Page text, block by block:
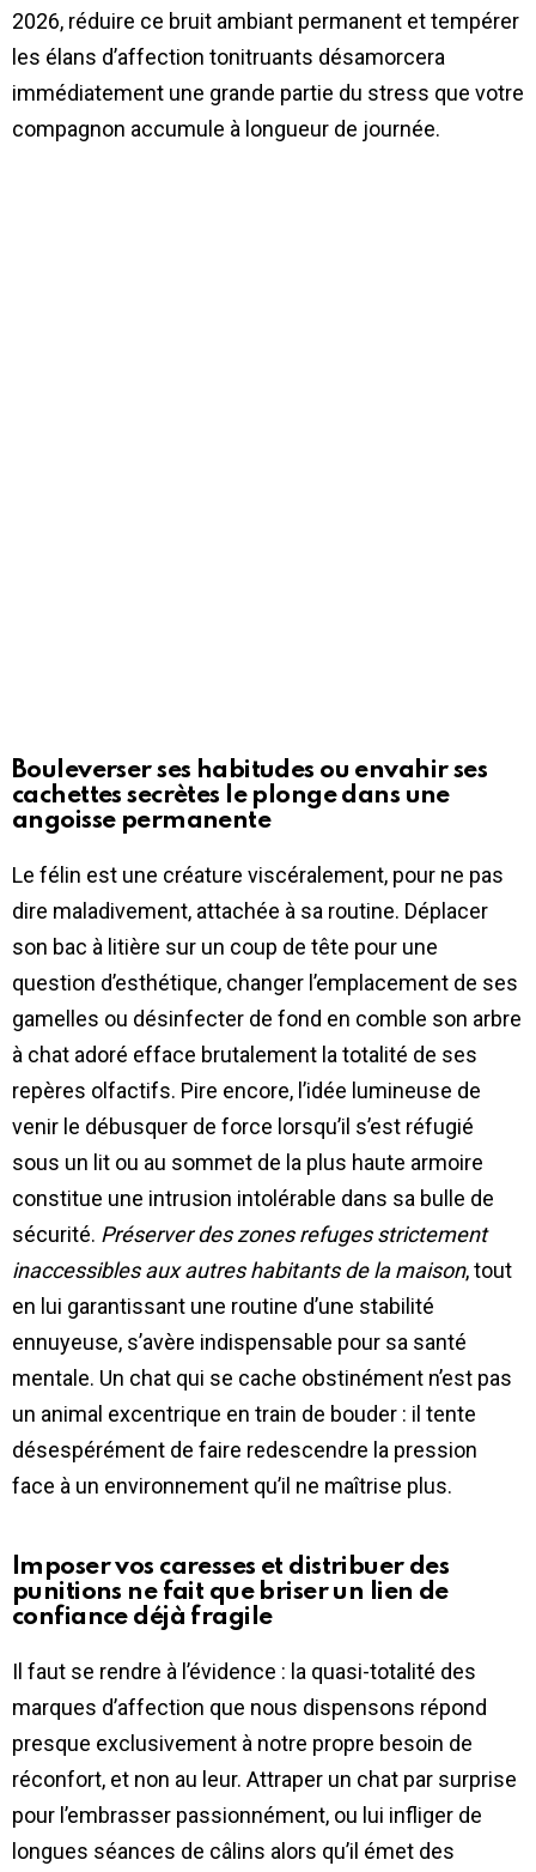
2026, réduire ce bruit ambiant permanent et tempérer
les élans d’affection tonitruants désamorcera
immédiatement une grande partie du stress que votre
compagnon accumule à longueur de journée.
Bouleverser ses habitudes ou envahir ses
cachettes secrètes le plonge dans une
angoisse permanente
Le félin est une créature viscéralement, pour ne pas
dire maladivement, attachée à sa routine. Déplacer
son bac à litière sur un coup de tête pour une
question d’esthétique, changer l’emplacement de ses
gamelles ou désinfecter de fond en comble son arbre
à chat adoré efface brutalement la totalité de ses
repères olfactifs. Pire encore, l’idée lumineuse de
venir le débusquer de force lorsqu’il s’est réfugié
sous un lit ou au sommet de la plus haute armoire
constitue une intrusion intolérable dans sa bulle de
sécurité. Préserver des zones refuges strictement
inaccessibles aux autres habitants de la maison, tout
en lui garantissant une routine d’une stabilité
ennuyeuse, s’avère indispensable pour sa santé
mentale. Un chat qui se cache obstinément n’est pas
un animal excentrique en train de bouder : il tente
désespérément de faire redescendre la pression
face à un environnement qu’il ne maîtrise plus.
Imposer vos caresses et distribuer des
punitions ne fait que briser un lien de
confiance déjà fragile
Il faut se rendre à l’évidence : la quasi-totalité des
marques d’affection que nous dispensons répond
presque exclusivement à notre propre besoin de
réconfort, et non au leur. Attraper un chat par surprise
pour l’embrasser passionnément, ou lui infliger de
longues séances de câlins alors qu’il émet des